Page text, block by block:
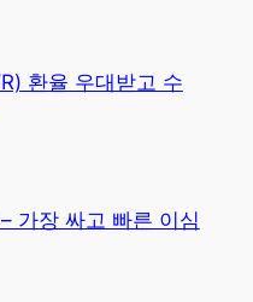
환율 우대받고 수
가장 싸고 빠른 이심